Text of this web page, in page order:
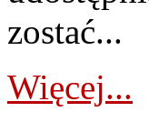
zostać...
Więcej...